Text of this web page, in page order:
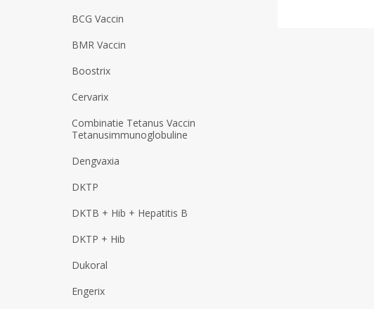
BCG Vaccin
BMR Vaccin
Boostrix
Cervarix
Combinatie Tetanus Vaccin
Tetanusimmunoglobuline
Dengvaxia
DKTP
DKTB + Hib + Hepatitis B
DKTP + Hib
Dukoral
Engerix